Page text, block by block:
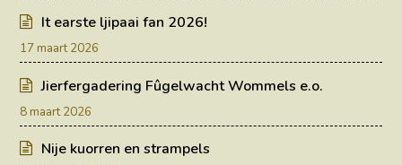
It earste ljipaai fan 2026!
17 maart 2026
Jierfergadering Fûgelwacht Wommels e.o.
8 maart 2026
Nije kuorren en strampels